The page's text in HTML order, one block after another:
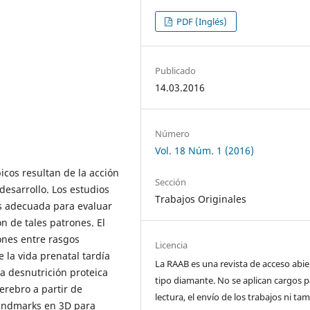
resultan de la acción
Los estudios
para evaluar
de tales patrones. El
entre rasgos
la vida prenatal tardía
desnutrición proteica
a partir de
en 3D para
PDF (Inglés)
Publicado
14.03.2016
Número
Vol. 18 Núm. 1 (2016)
Sección
Trabajos Originales
Licencia
La RAAB es una revista de acceso
tipo diamante. No se aplican cargos
lectura, el envío de los trabajos ni